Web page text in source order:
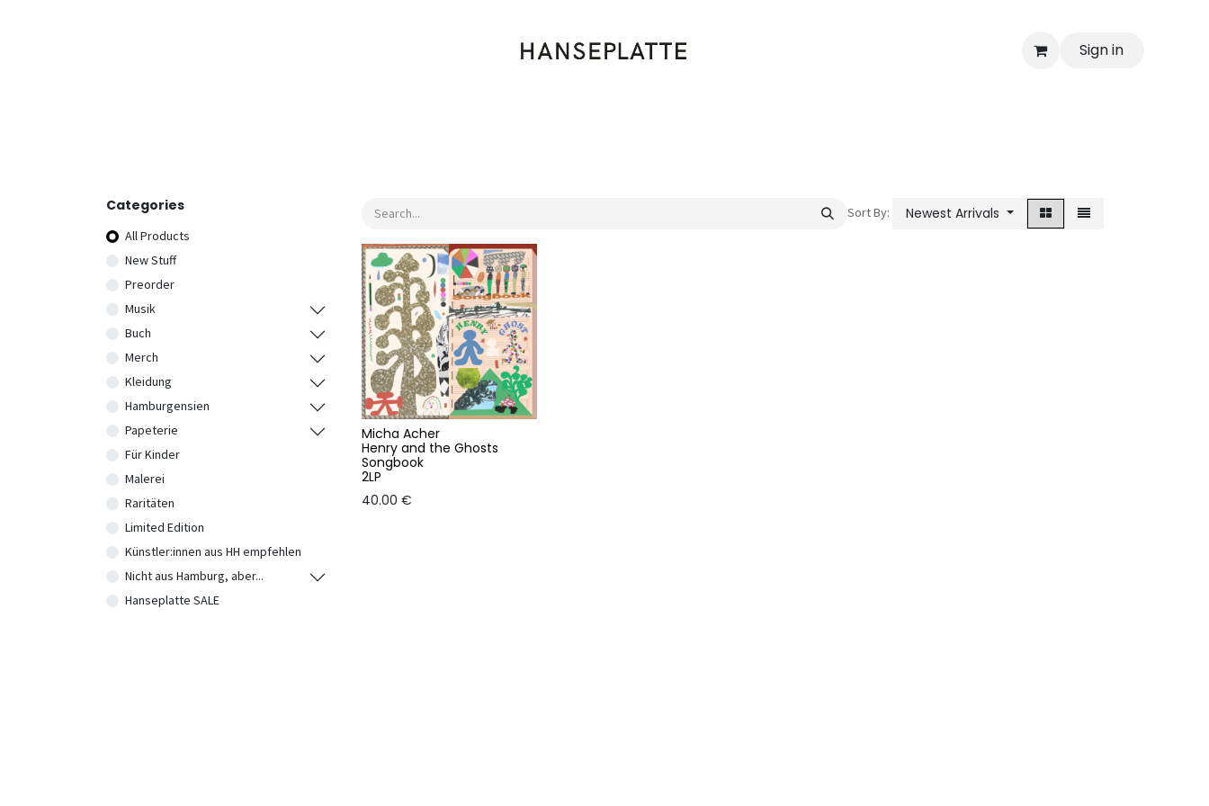
Sign in
Categories
All Products
New Stuff
Preorder
Musik
Buch
Merch
Kleidung
Hamburgensien
Papeterie
Für Kinder
Malerei
Raritäten
Limited Edition
Künstler:innen aus HH empfehlen
Nicht aus Hamburg, aber...
Hanseplatte SALE
Sort By: Newest Arrivals
Micha Acher
Henry and the Ghosts
Songbook
2LP
40.00 €